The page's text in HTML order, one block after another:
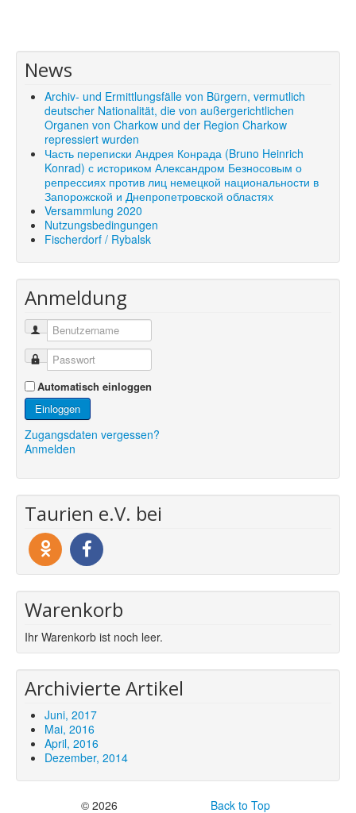
News
Archiv- und Ermittlungsfälle von Bürgern, vermutlich
deutscher Nationalität, die von außergerichtlichen
Organen von Charkow und der Region Charkow
repressiert wurden
Часть переписки Андрея Конрада (Bruno Heinrich
Konrad) с историком Александром Безносовым о
репрессиях против лиц немецкой национальности в
Запорожской и Днепропетровской областях
Versammlung 2020
Nutzungsbedingungen
Fischerdorf / Rybalsk
Anmeldung
Automatisch einloggen
Einloggen
Zugangsdaten vergessen?
Anmelden
Taurien e.V. bei
Warenkorb
Ihr Warenkorb ist noch leer.
Archivierte Artikel
Juni, 2017
Mai, 2016
April, 2016
Dezember, 2014
Back to Top
© 2026